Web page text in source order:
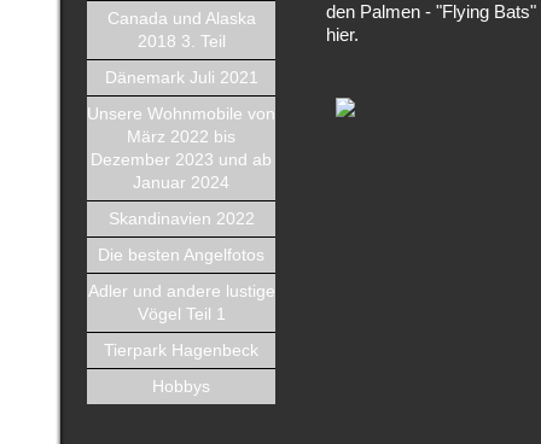
Canada und Alaska
2018 3. Teil
Dänemark Juli 2021
Unsere Wohnmobile von
März 2022 bis
Dezember 2023 und ab
Januar 2024
Skandinavien 2022
Die besten Angelfotos
Adler und andere lustige
Vögel Teil 1
Tierpark Hagenbeck
Hobbys
den Palmen - "Flying
hier.